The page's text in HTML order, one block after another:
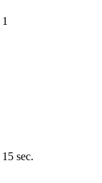
1
15 sec.